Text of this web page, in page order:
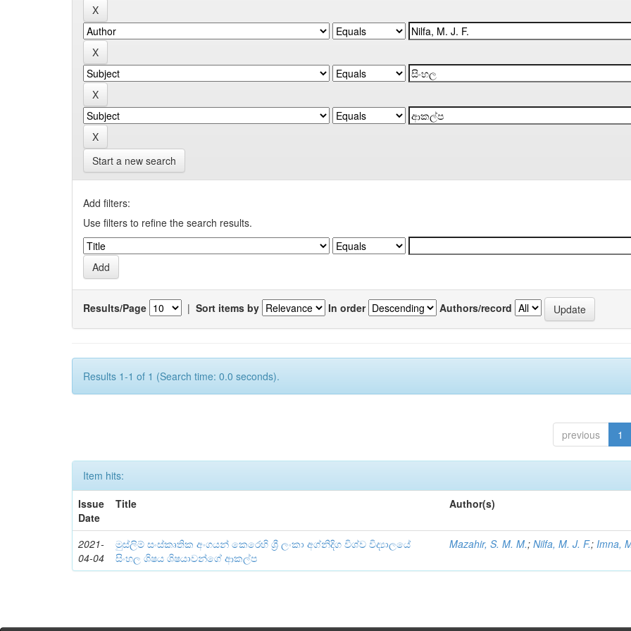
Start a new search
Add filters:
Use filters to refine the search results.
Results/Page | Sort items by In order Authors/record
Results 1-1 of 1 (Search time: 0.0 seconds).
previous 1
Item hits:
Issue
Date
Title Author(s)
2021-
04-04
මුස්ලිම් සංස්‌කෘතික අංගයන් කෙරෙහි ශ්‍රී ලංකා අග්නිදිග විශ්ව විද්‍යාලයේ
සිංහල ශිෂය ශිෂයාවන්ගේ ආකල්ප
Mazahir, S. M. M.;Nilfa, M. J. F.;Imna,